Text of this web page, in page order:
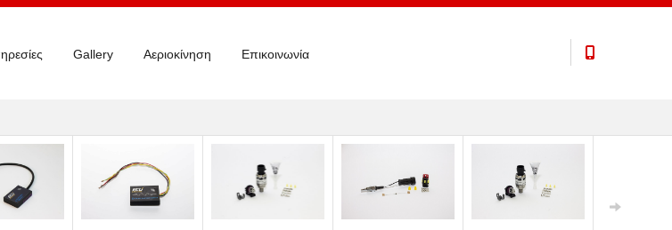
Gallery Αεριοκίνηση Επικοινωνία